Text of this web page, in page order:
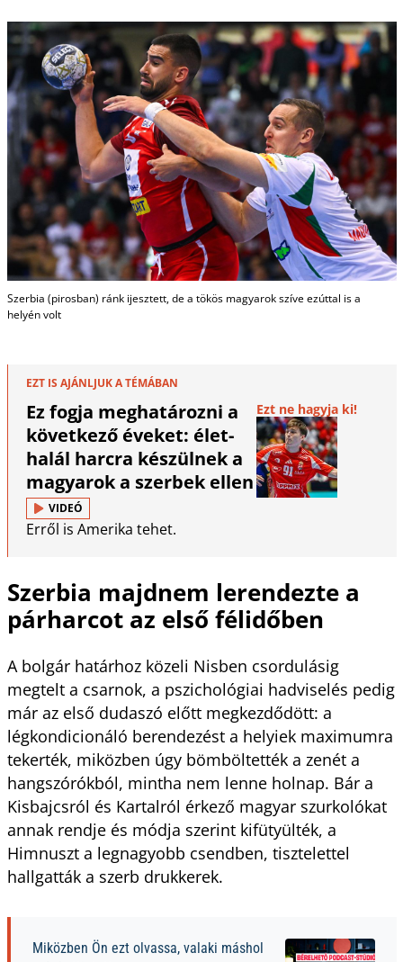
Szerbia (pirosban) ránk ijesztett, de a tökös magyarok szíve ezúttal is a
helyén volt
EZT IS AJÁNLJUK A TÉMÁBAN
Ez fogja meghatározni a
következő éveket: élet-
halál harcra készülnek a
magyarok a szerbek ellen
Ezt ne hagyja ki!
VIDEÓ
Erről is Amerika tehet.
Szerbia majdnem lerendezte a
párharcot az első félidőben
A bolgár határhoz közeli Nisben csordulásig
megtelt a csarnok, a pszichológiai hadviselés pedig
már az első dudaszó előtt megkezdődött: a
légkondicionáló berendezést a helyiek maximumra
tekerték, miközben úgy bömböltették a zenét a
hangszórókból, mintha nem lenne holnap. Bár a
Kisbajcsról és Kartalról érkező magyar szurkolókat
annak rendje és módja szerint kifütyülték, a
Himnuszt a legnagyobb csendben, tisztelettel
hallgatták a szerb drukkerek.
Miközben Ön ezt olvassa, valaki máshol